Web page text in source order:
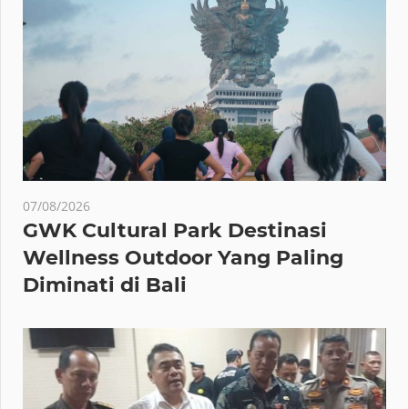
07/08/2026
GWK Cultural Park Destinasi
Wellness Outdoor Yang Paling
Diminati di Bali